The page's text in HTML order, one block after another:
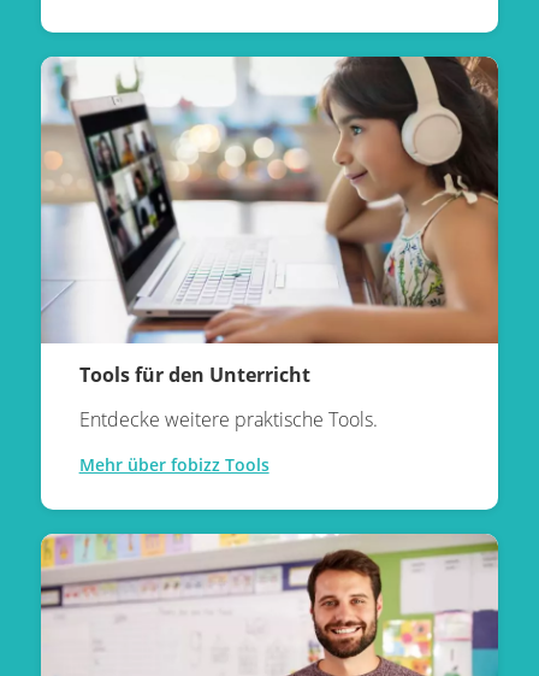
Tools für den Unterricht
Entdecke weitere praktische Tools.
Mehr über fobizz Tools